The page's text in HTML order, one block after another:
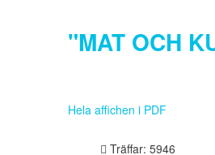
"MAT OCH
Hela affichen i PDF
Träffar: 5946